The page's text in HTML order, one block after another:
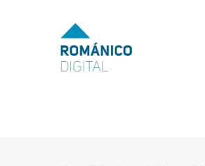
MENU
TOP